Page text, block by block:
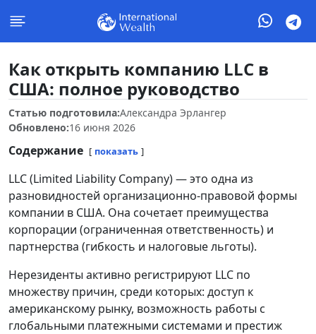
Как открыть компанию LLC в
США: полное руководство
Статью подготовила:Александра Эрлангер
Обновлено:16 июня 2026
Содержание показать
LLC (Limited Liability Company) — это одна из
разновидностей организационно-правовой формы
компании в США. Она сочетает преимущества
корпорации (ограниченная ответственность) и
партнерства (гибкость и налоговые льготы).
Нерезиденты активно регистрируют LLC по
множеству причин, среди которых: доступ к
американскому рынку, возможность работы с
глобальными платежными системами и престиж